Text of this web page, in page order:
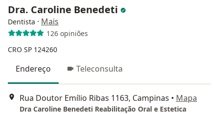
Dra. Caroline Benedeti
Dentista · Mais
126 opiniões
CRO SP 124260
Endereço Teleconsulta
Rua Doutor Emílio Ribas 1163, Campinas • Mapa
Dra Caroline Benedeti Reabilitação Oral e Estetica